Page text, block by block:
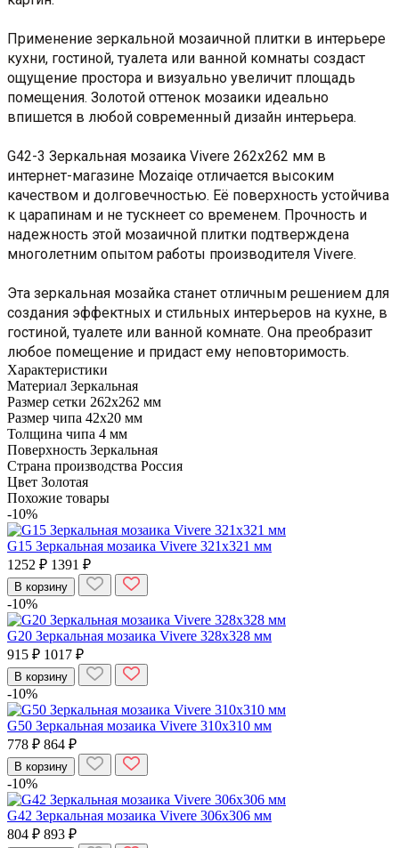
Применение зеркальной мозаичной плитки в интерьере
кухни, гостиной, туалета или ванной комнаты создаст
ощущение простора и визуально увеличит площадь
помещения. Золотой оттенок мозаики идеально
впишется в любой современный дизайн интерьера.
G42-3 Зеркальная мозаика Vivere 262x262 мм в
интернет-магазине Mozaiqe отличается высоким
качеством и долговечностью. Её поверхность устойчива
к царапинам и не тускнеет со временем. Прочность и
надежность этой мозаичной плитки подтверждена
многолетним опытом работы производителя Vivere.
Эта зеркальная мозайка станет отличным решением для
создания эффектных и стильных интерьеров на кухне, в
гостиной, туалете или ванной комнате. Она преобразит
любое помещение и придаст ему неповторимость.
Характеристики
Материал Зеркальная
Размер сетки 262x262 мм
Размер чипа 42x20 мм
Толщина чипа 4 мм
Поверхность Зеркальная
Страна производства Россия
Цвет Золотая
Похожие товары
-10%
G15 Зеркальная мозаика Vivere 321x321 мм
1252 ₽ 1391 ₽
В корзину
-10%
G20 Зеркальная мозаика Vivere 328x328 мм
915 ₽ 1017 ₽
В корзину
-10%
G50 Зеркальная мозаика Vivere 310x310 мм
778 ₽ 864 ₽
В корзину
-10%
G42 Зеркальная мозаика Vivere 306x306 мм
804 ₽ 893 ₽